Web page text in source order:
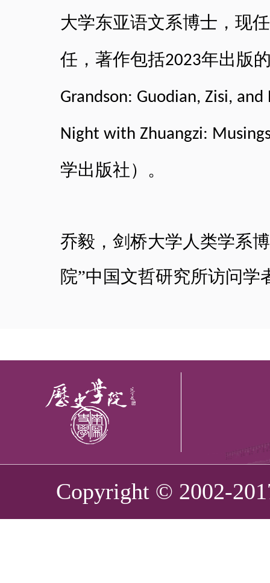
大学东亚语文系博士，现
任，著作包括2023年出版
Grandson: Guodian, Zisi, and
Night with Zhuangzi:
学出版社）。
乔毅，剑桥大学人类学系
院”中国文哲研究所访问学
Copyright © 2002-